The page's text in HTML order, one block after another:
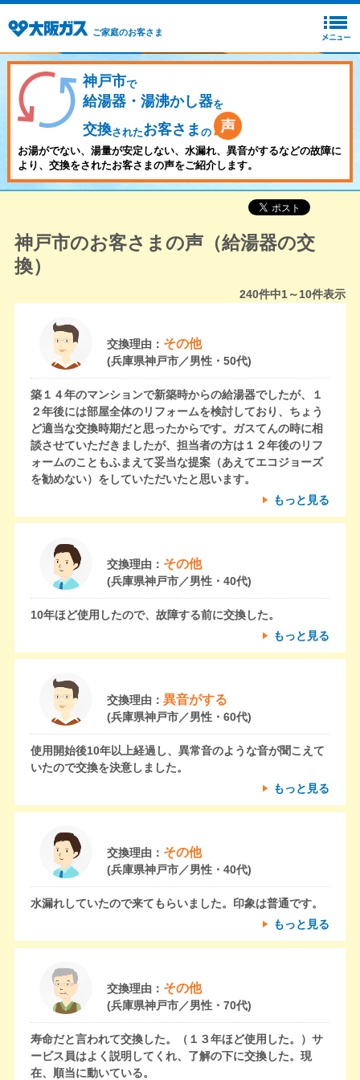
ご家庭のお客さま
神戸市で
給湯器・湯沸かし器を
交換されたお客さま の
お湯がでない、湯量が安定しない、水漏れ、異音がするなどの故障に
より、交換をされたお客さまの声をご紹介します。
神戸市のお客さまの声（給湯器の交
換）
240件中1～10件表示
交換理由： その他
(兵庫県神戸市／男性・50代)
築１４年のマンションで新築時からの給湯器でしたが、１
２年後には部屋全体のリフォームを検討しており、ちょう
ど適当な交換時期だと思ったからです。ガスてんの時に相
談させていただきましたが、担当者の方は１２年後のリフ
ォームのこともふまえて妥当な提案（あえてエコジョーズ
を勧めない）をしていただいたと思います。
もっと見る
交換理由： その他
(兵庫県神戸市／男性・40代)
10年ほど使用したので、故障する前に交換した。
もっと見る
交換理由： 異音がする
(兵庫県神戸市／男性・60代)
使用開始後10年以上経過し、異常音のような音が聞こえて
いたので交換を決意しました。
もっと見る
交換理由： その他
(兵庫県神戸市／男性・40代)
水漏れしていたので来てもらいました。印象は普通です。
もっと見る
交換理由： その他
(兵庫県神戸市／男性・70代)
寿命だと言われて交換した。（１３年ほど使用した。）サ
ービス員はよく説明してくれ、了解の下に交換した。現
在、順当に動いている。